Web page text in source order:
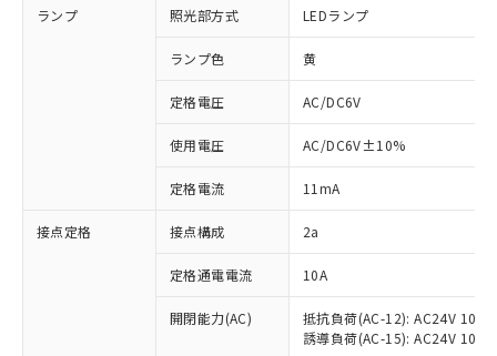
ランプ 照光部方式 LEDランプ
ランプ色 黄
定格電圧 AC/DC6V
使用電圧 AC/DC6V±10%
定格電流 11mA
接点定格 接点構成 2a
定格通電電流 10A
開閉能力(AC)
抵抗負荷(AC-12): AC24V 10A/
誘導負荷(AC-15): AC24V
ご利用条件
以下の条件をお読みいただき、同意のうえ
ご利用ください。
本サービスは、当社制御機器事業取扱
商品の当社在庫状況および標準価格
(税抜)を提供させていただくもので
当社制御機器事業取扱商品の中には、
対応済み：EU RoHS指令（10物質）の
非含有に対応した製品が提供可能な商品で
対応予定：EU RoHS指令（10物質）の非含
有に対応した製品に切り替える予定のある
対応予定なし：EU RoHS指令（10物質）の
非含有に非対応の商品で、対応品を出す予
調査・確認中：EU RoHS指令（10物質）の
非含有の対応状況を調査中または確認中の
非該当品：ライセンス料など無形物で、有
害物質有無と関係のない商品です。
仕入先様の事情により、非含有部品として
「○」：最大均質材料含有率が中国RoHSの
基準値以下であることを示します。
「×」：最大均質材料含有率が中国RoHSの